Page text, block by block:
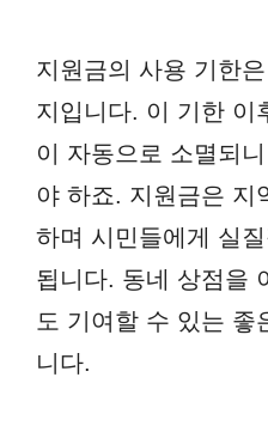
지원금의 사용 기한
지입니다. 이 기한 이
이 자동으로 소멸되
야 하죠. 지원금은 지
하며 시민들에게 실
됩니다. 동네 상점을
도 기여할 수 있는 좋
니다.